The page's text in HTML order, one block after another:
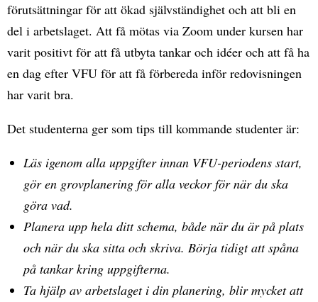
förutsättningar för att ökad självständighet och att bli en
del i arbetslaget. Att få mötas via Zoom under kursen har
varit positivt för att få utbyta tankar och idéer och att få ha
en dag efter VFU för att få förbereda inför redovisningen
har varit bra.
Det studenterna ger som tips till kommande studenter är:
Läs igenom alla uppgifter innan VFU-periodens start,
gör en grovplanering för alla veckor för när du ska
göra vad.
Planera upp hela ditt schema, både när du är på plats
och när du ska sitta och skriva. Börja tidigt att spåna
på tankar kring uppgifterna.
Ta hjälp av arbetslaget i din planering, blir mycket att